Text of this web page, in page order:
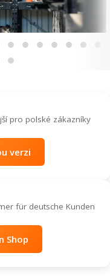
pro polské zákazníky
verzi
für deutsche Kunden
Shop